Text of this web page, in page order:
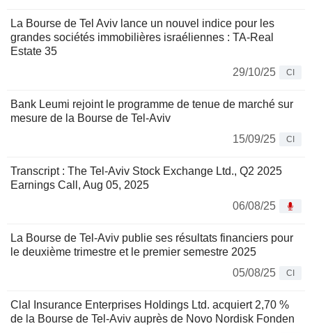
La Bourse de Tel Aviv lance un nouvel indice pour les
grandes sociétés immobilières israéliennes : TA-Real
Estate 35
29/10/25
CI
Bank Leumi rejoint le programme de tenue de marché sur
mesure de la Bourse de Tel-Aviv
15/09/25
CI
Transcript : The Tel-Aviv Stock Exchange Ltd., Q2 2025
Earnings Call, Aug 05, 2025
06/08/25
La Bourse de Tel-Aviv publie ses résultats financiers pour
le deuxième trimestre et le premier semestre 2025
05/08/25
CI
Clal Insurance Enterprises Holdings Ltd. acquiert 2,70 %
de la Bourse de Tel-Aviv auprès de Novo Nordisk Fonden